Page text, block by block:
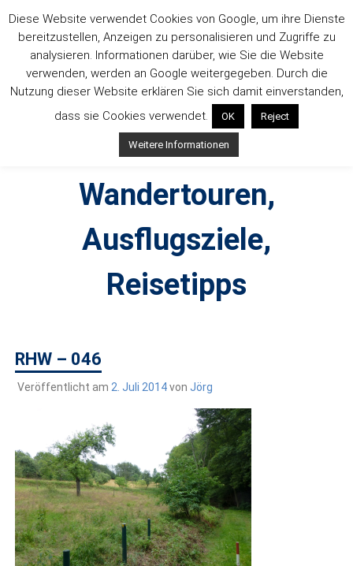
Inhalt
springen
Outdoorsuechtig –
Wandertouren,
Ausflugsziele,
Reisetipps
draußen sind. In Deutschland und überall!
RHW – 046
Veröffentlicht am 2. Juli 2014von Jörg
Diese Website verwendet Cookies von Google, um ihre Dienste
bereitzustellen, Anzeigen zu personalisieren und Zugriffe zu
analysieren. Informationen darüber, wie Sie die Website
verwenden, werden an Google weitergegeben. Durch die
Nutzung dieser Website erklären Sie sich damit einverstanden,
dass sie Cookies verwendet.
OK Reject
Weitere Informationen